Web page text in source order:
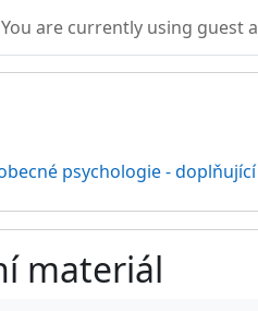
You are currently using guest
psychologie -
materiál